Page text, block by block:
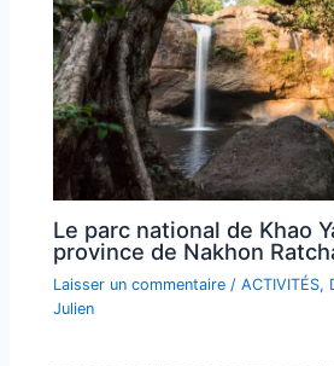
Le parc national de Khao
province de Nakhon
Laisser un commentaire /ACTIVITÉS,
Julien